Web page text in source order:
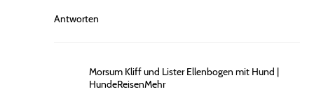
Antworten
Morsum Kliff und Lister Ellenbogen mit Hund |
HundeReisenMehr